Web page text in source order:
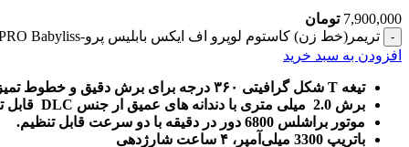
7,900,000 تومان
تریمر(خط زن) کاستوم لوپرو اف ایکس بابلیس پرو-LO-PRO Babyliss عدد
افزودن به سبد خرید
تیغه T شکل گرافیتی ۳۶۰ درجه برای برش دقیق و خطوط تمیز.
برش 2.0 میلی متری با دندانه های عمیق ار جنس DLC قابل تنظیم Zero-Gap
موتور براشلس 6800 دور در دقیقه با دو سرعت قابل تنظیم.
باتریپ 3300 میلی‌آمپر، ۴ ساعت شارژدهی